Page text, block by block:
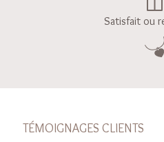
Satisfait ou
TÉMOIGNAGES CLIENTS